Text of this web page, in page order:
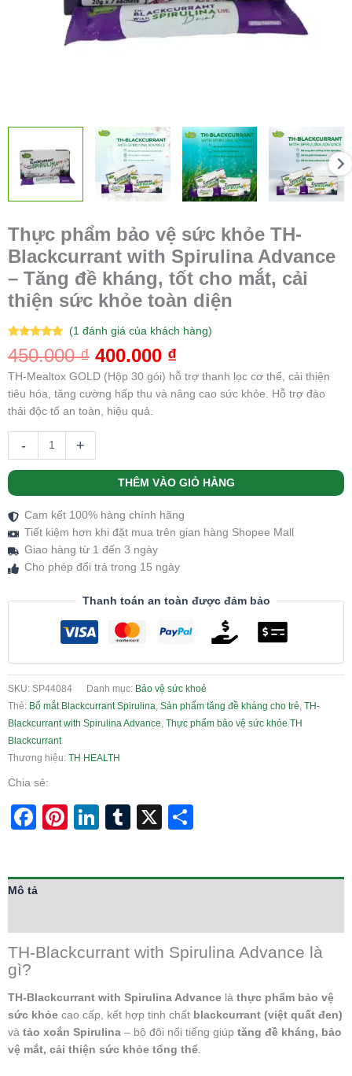
Thực phẩm bảo vệ sức khỏe TH-
Blackcurrant with Spirulina Advance
– Tăng đề kháng, tốt cho mắt, cải
thiện sức khỏe toàn diện
5.00 trên 5
dựa trên
(1đánh giá của khách hàng)
450.000₫ 400.000 ₫
TH-Mealtox GOLD (Hộp 30 gói) hỗ trợ thanh lọc cơ thể, cải thiện
tiêu hóa, tăng cường hấp thu và nâng cao sức khỏe. Hỗ trợ đào
thải độc tố an toàn, hiệu quả.
-
khỏe
toàn
diện
số
+
THÊM VÀO GIỎ HÀNG
Cam kết 100% hàng chính hãng
Tiết kiệm hơn khi đặt mua trên gian hàng Shopee Mall
Giao hàng từ 1 đến 3 ngày
Cho phép đổi trả trong 15 ngày
Thanh toán an toàn được đảm bảo
SKU: SP44084 Danh mục: Bảo vệ sức khoẻ
Thẻ: Bổ mắt Blackcurrant Spirulina, Sản phẩm tăng đề kháng cho trẻ, TH-
Blackcurrant with Spirulina Advance, Thực phẩm bảo vệ sức khỏe TH
Blackcurrant
Thương hiệu: TH HEALTH
Chia sẻ:
Facebook
Pinterest
LinkedIn
Tumblr
X
Mô tả
TH-Blackcurrant with Spirulina Advance là
gì?
TH-Blackcurrant with Spirulina Advance là thực phẩm bảo vệ
sức khỏe cao cấp, kết hợp tinh chất blackcurrant (việt quất đen)
và tảo xoắn Spirulina – bộ đôi nổi tiếng giúp tăng đề kháng, bảo
vệ mắt, cải thiện sức khỏe tổng thể.